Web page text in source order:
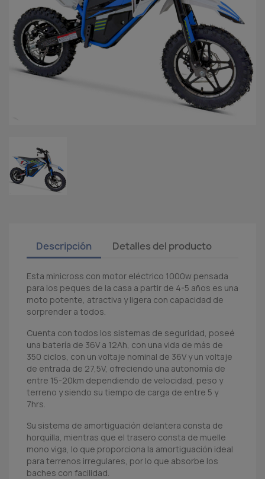
Descripción Detalles del producto
Esta minicross con motor eléctrico 1000w pensada
para los peques de la casa a partir de 4-5 años es una
moto potente, atractiva y ligera con capacidad de
sorprender a todos.
Cuenta con todos los sistemas de seguridad, poseé
una batería de 36V a 12Ah, con una vida de más de
350 ciclos, con un voltaje nominal de 36V y un voltaje
de entrada de 27,5V, ofreciendo una autonomía de
entre 15-20km dependiendo de velocidad, peso y
terreno y siendo su tiempo de carga de entre 5 y
7hrs.
Su sistema de amortiguación delantera consta de
horquilla, mientras que el trasero consta de muelle
mono viga, lo que proporciona la amortiguación ideal
para terrenos irregulares, por lo que absorbe los
baches con facilidad.